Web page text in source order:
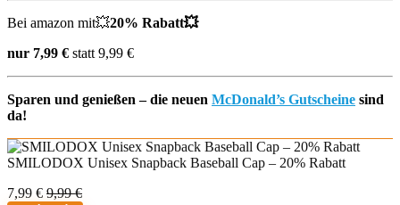
Bei amazon mit💥20% Rabatt💥
nur 7,99 € statt 9,99 €
Sparen und genießen – die neuen McDonald’s Gutscheine sind
da!
SMILODOX Unisex Snapback Baseball Cap – 20% Rabatt
7,99 € 9,99 €